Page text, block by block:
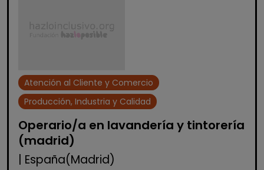
Atención al Cliente y Comercio
Producción, Industria y Calidad
Operario/a en lavandería y tintorería
(madrid)
| España(Madrid)